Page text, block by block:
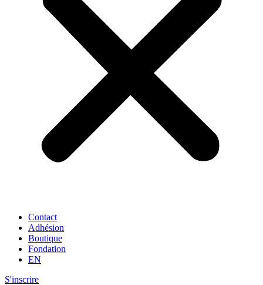
Contact
Adhésion
Boutique
Fondation
EN
S'inscrire